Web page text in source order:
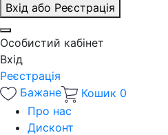
Вхід або Реєстрація
Особистий кабінет
Вхід
Реєстрація
Бажане
Кошик 0
Про нас
Дисконт